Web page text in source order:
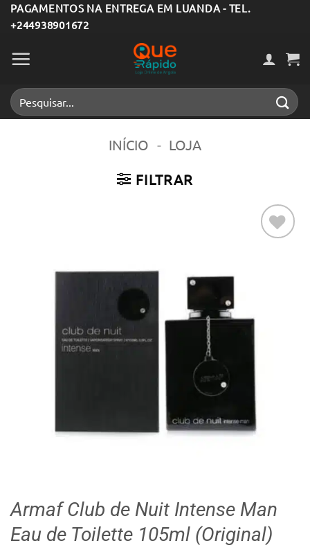
Skip
to
content
PAGAMENTOS NA ENTREGA EM LUANDA - TEL.
+244938901672
Pesquisar
por:
INÍCIO - LOJA
FILTRAR
Armaf Club de Nuit Intense Man
Eau de Toilette 105ml (Original)